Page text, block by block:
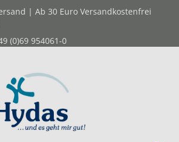
| Ab 30 Euro Versandkostenfrei
(0)69 954061-0